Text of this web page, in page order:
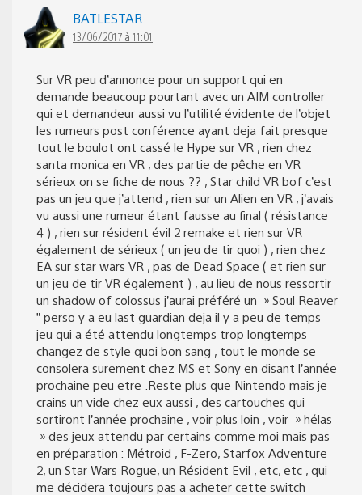
BATLESTAR
13/06/2017 à 11:01
Sur VR peu d’annonce pour un support qui en
demande beaucoup pourtant avec un AIM controller
qui et demandeur aussi vu l’utilité évidente de l’objet
les rumeurs post conférence ayant deja fait presque
tout le boulot ont cassé le Hype sur VR , rien chez
santa monica en VR , des partie de pêche en VR
sérieux on se fiche de nous ?? , Star child VR bof c’est
pas un jeu que j’attend , rien sur un Alien en VR , j’avais
vu aussi une rumeur étant fausse au final ( résistance
4 ) , rien sur résident évil 2 remake et rien sur VR
également de sérieux ( un jeu de tir quoi ) , rien chez
EA sur star wars VR , pas de Dead Space ( et rien sur
un jeu de tir VR également ) , au lieu de nous ressortir
un shadow of colossus j’aurai préféré un » Soul Reaver
” perso y a eu last guardian deja il y a peu de temps
jeu qui a été attendu longtemps trop longtemps
changez de style quoi bon sang , tout le monde se
consolera surement chez MS et Sony en disant l’année
prochaine peu etre .Reste plus que Nintendo mais je
crains un vide chez eux aussi , des cartouches qui
sortiront l’année prochaine , voir plus loin , voir » hélas
» des jeux attendu par certains comme moi mais pas
en préparation : Métroid , F-Zero, Starfox Adventure
2, un Star Wars Rogue, un Résident Evil , etc, etc , qui
me décidera toujours pas a acheter cette switch